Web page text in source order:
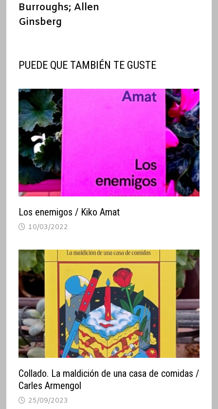
Burroughs; Allen
Ginsberg
PUEDE QUE TAMBIÉN TE GUSTE
Los enemigos / Kiko Amat
10/03/2022
Collado. La maldición de una casa de comidas /
Carles Armengol
25/09/2023